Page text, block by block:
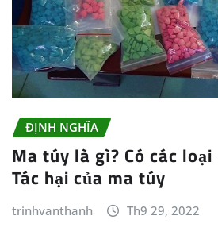
ĐỊNH NGHĨA
Ma túy là gì? Có các
Tác hại của ma túy
trinhvanthanh Th9 29, 2022